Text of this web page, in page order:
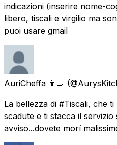
indicazioni (inserire nome-
libero, tiscali e virgilio ma
puoi usare gmail
AuriCheffa 👩‍🍳
La bellezza di #Tiscali, che
scadute e ti stacca il
avviso...dovete morí